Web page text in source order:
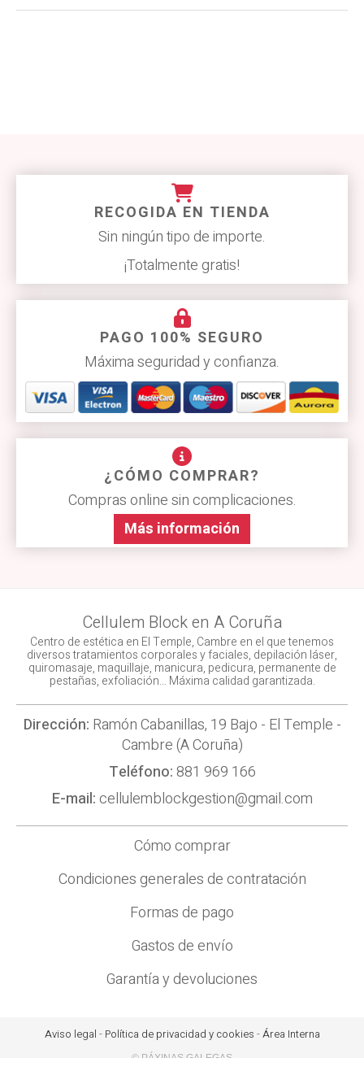
RECOGIDA EN TIENDA
Sin ningún tipo de importe.
¡Totalmente gratis!
PAGO 100% SEGURO
Máxima seguridad y confianza.
¿CÓMO COMPRAR?
Compras online sin complicaciones.
Más información
Cellulem Block en A Coruña
Centro de estética en El Temple, Cambre en el que tenemos
diversos tratamientos corporales y faciales, depilación láser,
quiromasaje, maquillaje, manicura, pedicura, permanente de
pestañas, exfoliación… Máxima calidad garantizada.
Dirección: Ramón Cabanillas, 19 Bajo - El Temple -
Cambre (A Coruña)
Teléfono:881 969 166
E-mail:cellulemblockgestion@gmail.com
Cómo comprar
Condiciones generales de contratación
Formas de pago
Gastos de envío
Garantía y devoluciones
Aviso legal - Política de privacidad y cookies -Área Interna
© PÁXINAS GALEGAS